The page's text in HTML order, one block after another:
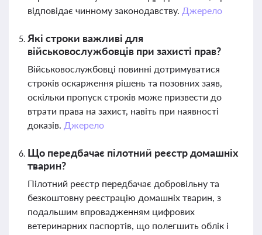
відповідає чинному законодавству. Джерело
Які строки важливі для
військовослужбовців при захисті прав?
Військовослужбовці повинні дотримуватися
строків оскарження рішень та позовних заяв,
оскільки пропуск строків може призвести до
втрати права на захист, навіть при наявності
доказів. Джерело
Що передбачає пілотний реєстр домашніх
тварин?
Пілотний реєстр передбачає добровільну та
безкоштовну реєстрацію домашніх тварин, з
подальшим впровадженням цифрових
ветеринарних паспортів, що полегшить облік і